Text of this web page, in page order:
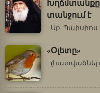
Խղճմտանքը
տանջում է
«Օլետը»